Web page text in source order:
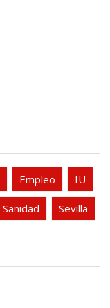
Empleo IU
Sanidad Sevilla